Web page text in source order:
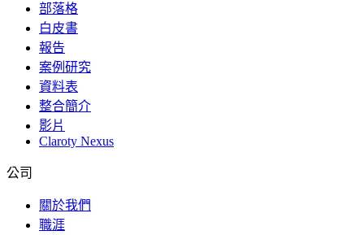
部落格
白皮書
報告
案例研究
資料表
整合簡介
影片
Claroty Nexus
公司
關於我們
職涯